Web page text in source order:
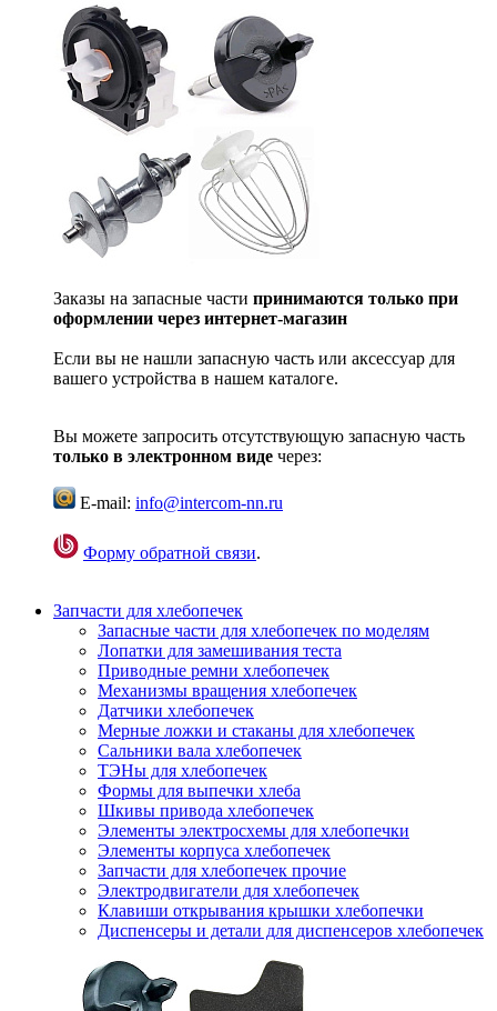
Заказы на запасные части принимаются только при
оформлении через интернет-магазин
Если вы не нашли запасную часть или аксессуар для
вашего устройства в нашем каталоге.
Вы можете запросить отсутствующую запасную часть
только в электронном виде через:
E-mail: info@intercom-nn.ru
Форму обратной связи.
Запчасти для хлебопечек
Запасные части для хлебопечек по моделям
Лопатки для замешивания теста
Приводные ремни хлебопечек
Механизмы вращения хлебопечек
Датчики хлебопечек
Мерные ложки и стаканы для хлебопечек
Сальники вала хлебопечек
ТЭНы для хлебопечек
Формы для выпечки хлеба
Шкивы привода хлебопечек
Элементы электросхемы для хлебопечки
Элементы корпуса хлебопечек
Запчасти для хлебопечек прочие
Электродвигатели для хлебопечек
Клавиши открывания крышки хлебопечки
Диспенсеры и детали для диспенсеров хлебопечек